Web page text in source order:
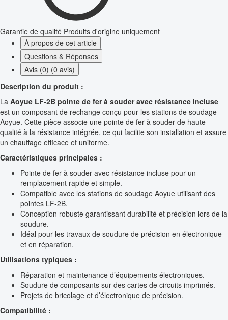
Garantie de qualité Produits d'origine uniquement
À propos de cet article
Questions & Réponses
Avis (0) (0 avis)
Description du produit :
La Aoyue LF-2B pointe de fer à souder avec résistance incluse
est un composant de rechange conçu pour les stations de soudage
Aoyue. Cette pièce associe une pointe de fer à souder de haute
qualité à la résistance intégrée, ce qui facilite son installation et assure
un chauffage efficace et uniforme.
Caractéristiques principales :
Pointe de fer à souder avec résistance incluse pour un
remplacement rapide et simple.
Compatible avec les stations de soudage Aoyue utilisant des
pointes LF-2B.
Conception robuste garantissant durabilité et précision lors de la
soudure.
Idéal pour les travaux de soudure de précision en électronique
et en réparation.
Utilisations typiques :
Réparation et maintenance d’équipements électroniques.
Soudure de composants sur des cartes de circuits imprimés.
Projets de bricolage et d’électronique de précision.
Compatibilité :